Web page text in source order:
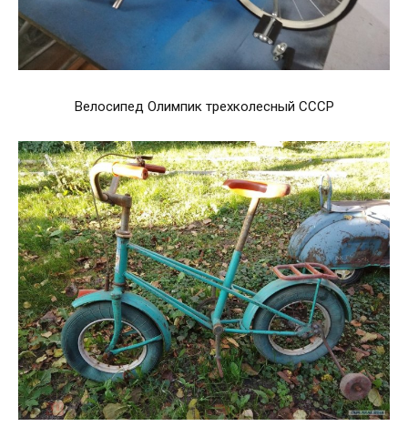
Велосипед Олимпик трехколесный СССР